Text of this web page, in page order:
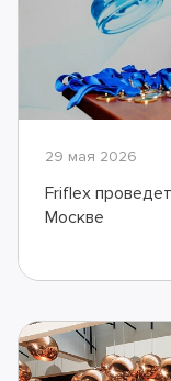
29 мая 2026
Friflex
Москве